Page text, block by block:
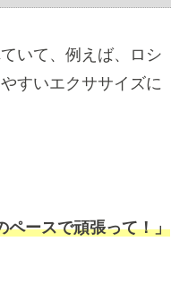
いて、例えば、ロシ
すいエクササイズに
ペースで頑張って！」